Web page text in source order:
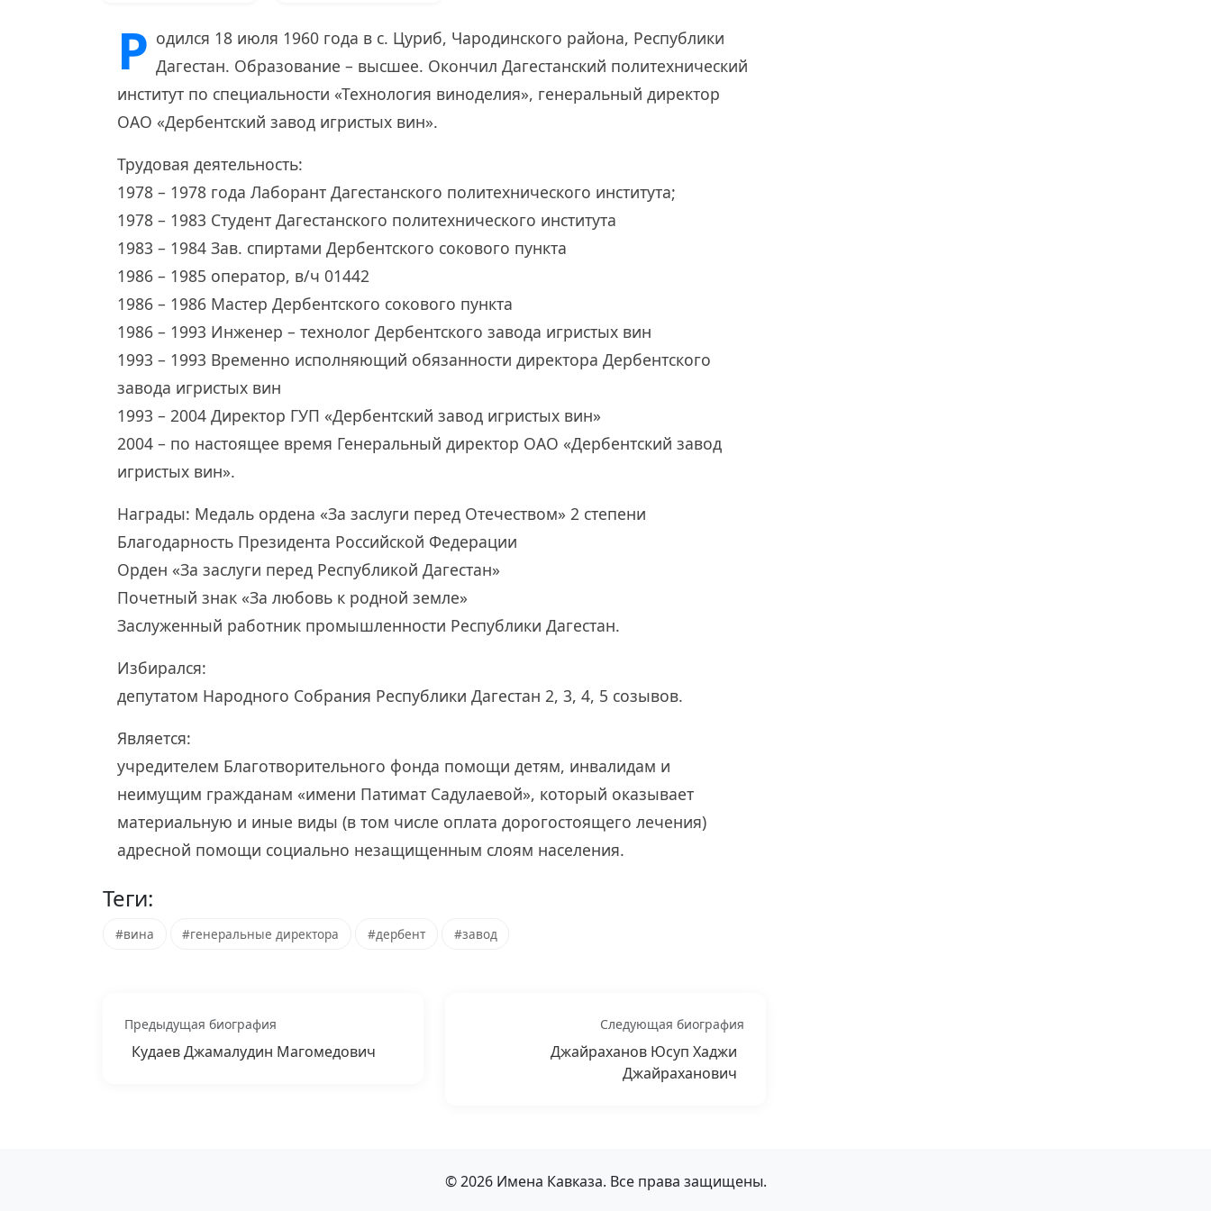
Р одился 18 июля 1960 года в с. Цуриб, Чародинского района, Республики
Дагестан. Образование – высшее. Окончил Дагестанский политехнический
институт по специальности «Технология виноделия», генеральный директор
ОАО «Дербентский завод игристых вин».
Трудовая деятельность:
1978 – 1978 года Лаборант Дагестанского политехнического института;
1978 – 1983 Студент Дагестанского политехнического института
1983 – 1984 Зав. спиртами Дербентского сокового пункта
1986 – 1985 оператор, в/ч 01442
1986 – 1986 Мастер Дербентского сокового пункта
1986 – 1993 Инженер – технолог Дербентского завода игристых вин
1993 – 1993 Временно исполняющий обязанности директора Дербентского
завода игристых вин
1993 – 2004 Директор ГУП «Дербентский завод игристых вин»
2004 – по настоящее время Генеральный директор ОАО «Дербентский завод
игристых вин».
Награды: Медаль ордена «За заслуги перед Отечеством» 2 степени
Благодарность Президента Российской Федерации
Орден «За заслуги перед Республикой Дагестан»
Почетный знак «За любовь к родной земле»
Заслуженный работник промышленности Республики Дагестан.
Избирался:
депутатом Народного Собрания Республики Дагестан 2, 3, 4, 5 созывов.
Является:
учредителем Благотворительного фонда помощи детям, инвалидам и
неимущим гражданам «имени Патимат Садулаевой», который оказывает
материальную и иные виды (в том числе оплата дорогостоящего лечения)
адресной помощи социально незащищенным слоям населения.
Теги:
#вина #генеральные директора #дербент #завод
Предыдущая биография
Кудаев Джамалудин Магомедович
Следующая биография
Джайраханов Юсуп Хаджи
Джайраханович
© 2026 Имена Кавказа. Все права защищены.